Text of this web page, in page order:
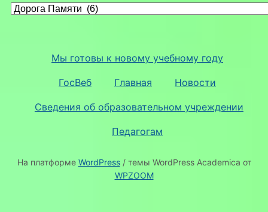
Мы готовы к новому учебному году
ГосВеб Главная Новости
Сведения об образовательном учреждении
Педагогам
На платформе WordPress/ темы WordPress Academica от
WPZOOM